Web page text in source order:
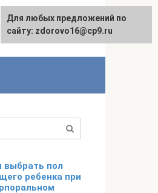
English
выбрать пол
ребенка при
Для любых предложений по
сайту: zdorovo16@cp9.ru